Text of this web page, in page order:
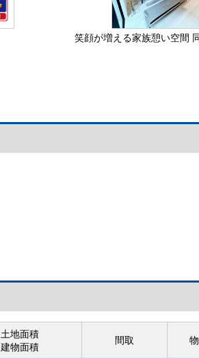
笑顔が増える家族憩い空間
土地面積
建物面積
間取